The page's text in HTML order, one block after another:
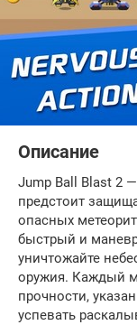
Описание
Jump Ball Blast 2
предстоит
опасных
быстрый и
уничтожайте
оружия. Каждый
прочности,
успевать